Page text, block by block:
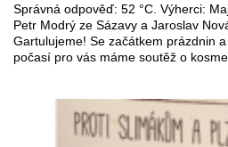
Správná odpověď: 52 °C. Výherci:
Petr Modrý ze Sázavy a Jaroslav
Gartulujeme! Se začátkem prázdnin
počasí pro vás máme soutěž o